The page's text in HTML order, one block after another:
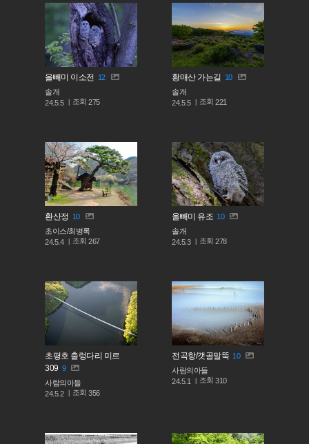
올빼미 이소전
12
솔개
24.5.5
조회275
황매산 가는길
10
솔개
24.5.5
조회221
환산정 10
초이스/최병록
24.5.4
조회267
올빼미 유조 10
솔개
24.5.3
조회278
초평호 출렁다리 미르
309 9
사람의아들
24.5.2
조회356
전곡항/갯골말뚝 10
사람의아들
24.5.1
조회310